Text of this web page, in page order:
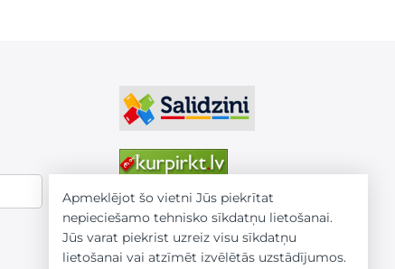
Apmeklējot šo vietni Jūs piekrītat
nepieciešamo tehnisko sīkdatņu lietošanai.
Jūs varat piekrist uzreiz visu sīkdatņu
lietošanai vai atzīmēt izvēlētās uzstādījumos.